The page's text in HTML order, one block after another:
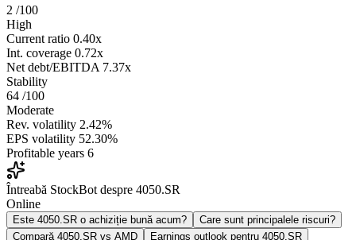
2 /100
High
Current ratio 0.40x
Int. coverage 0.72x
Net debt/EBITDA 7.37x
Stability
64 /100
Moderate
Rev. volatility 2.42%
EPS volatility 52.30%
Profitable years 6
Întreabă StockBot despre 4050.SR
Online
Este 4050.SR o achiziție bună acum?
Care sunt principalele riscuri?
Compară 4050.SR vs AMD
Earnings outlook pentru 4050.SR